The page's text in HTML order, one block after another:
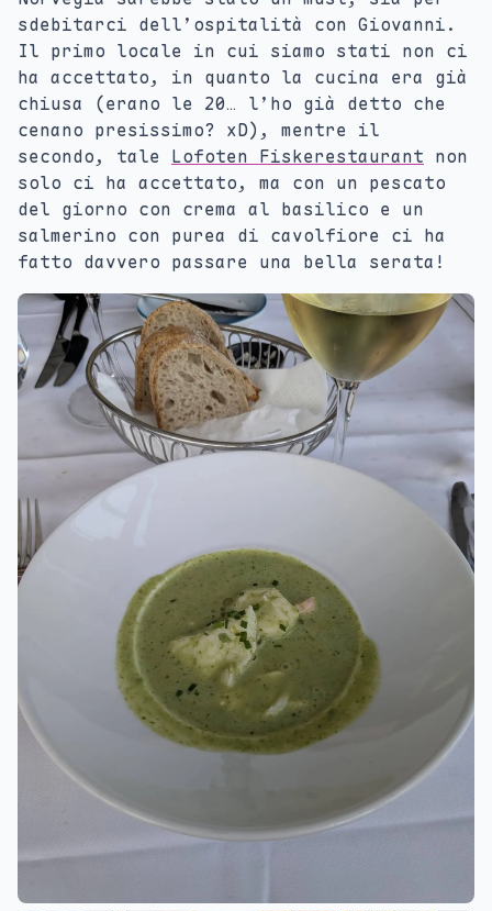
sdebitarci dell’ospitalità con Giovanni.
Il primo locale in cui siamo stati non ci
ha accettato, in quanto la cucina era già
chiusa (erano le 20… l’ho già detto che
cenano presissimo? xD), mentre il
secondo, tale Lofoten Fiskerestaurant non
solo ci ha accettato, ma con un pescato
del giorno con crema al basilico e un
salmerino con purea di cavolfiore ci ha
fatto davvero passare una bella serata!